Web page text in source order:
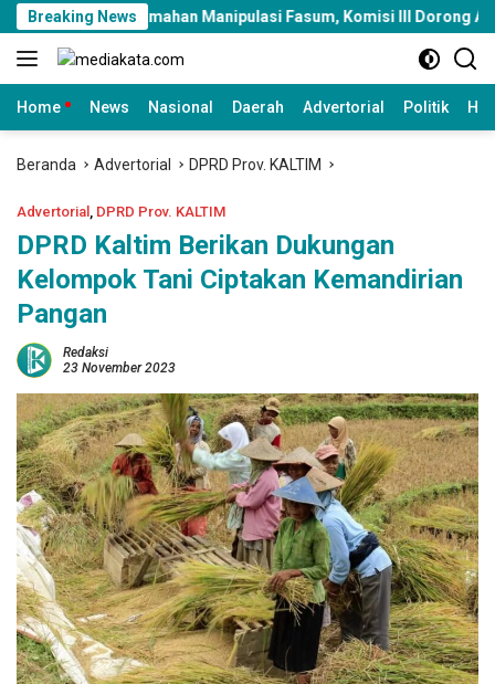
Langsung
ke
konten
Breaking News
Manipulasi Fasum, Komisi III Dorong Audit Massal dan
Home News Nasional Daerah Advertorial Politik
Beranda Advertorial DPRD Prov. KALTIM
Advertorial , DPRD Prov. KALTIM
DPRD Kaltim Berikan Dukungan
Kelompok Tani Ciptakan Kemandirian
Pangan
Redaksi
23 November 2023